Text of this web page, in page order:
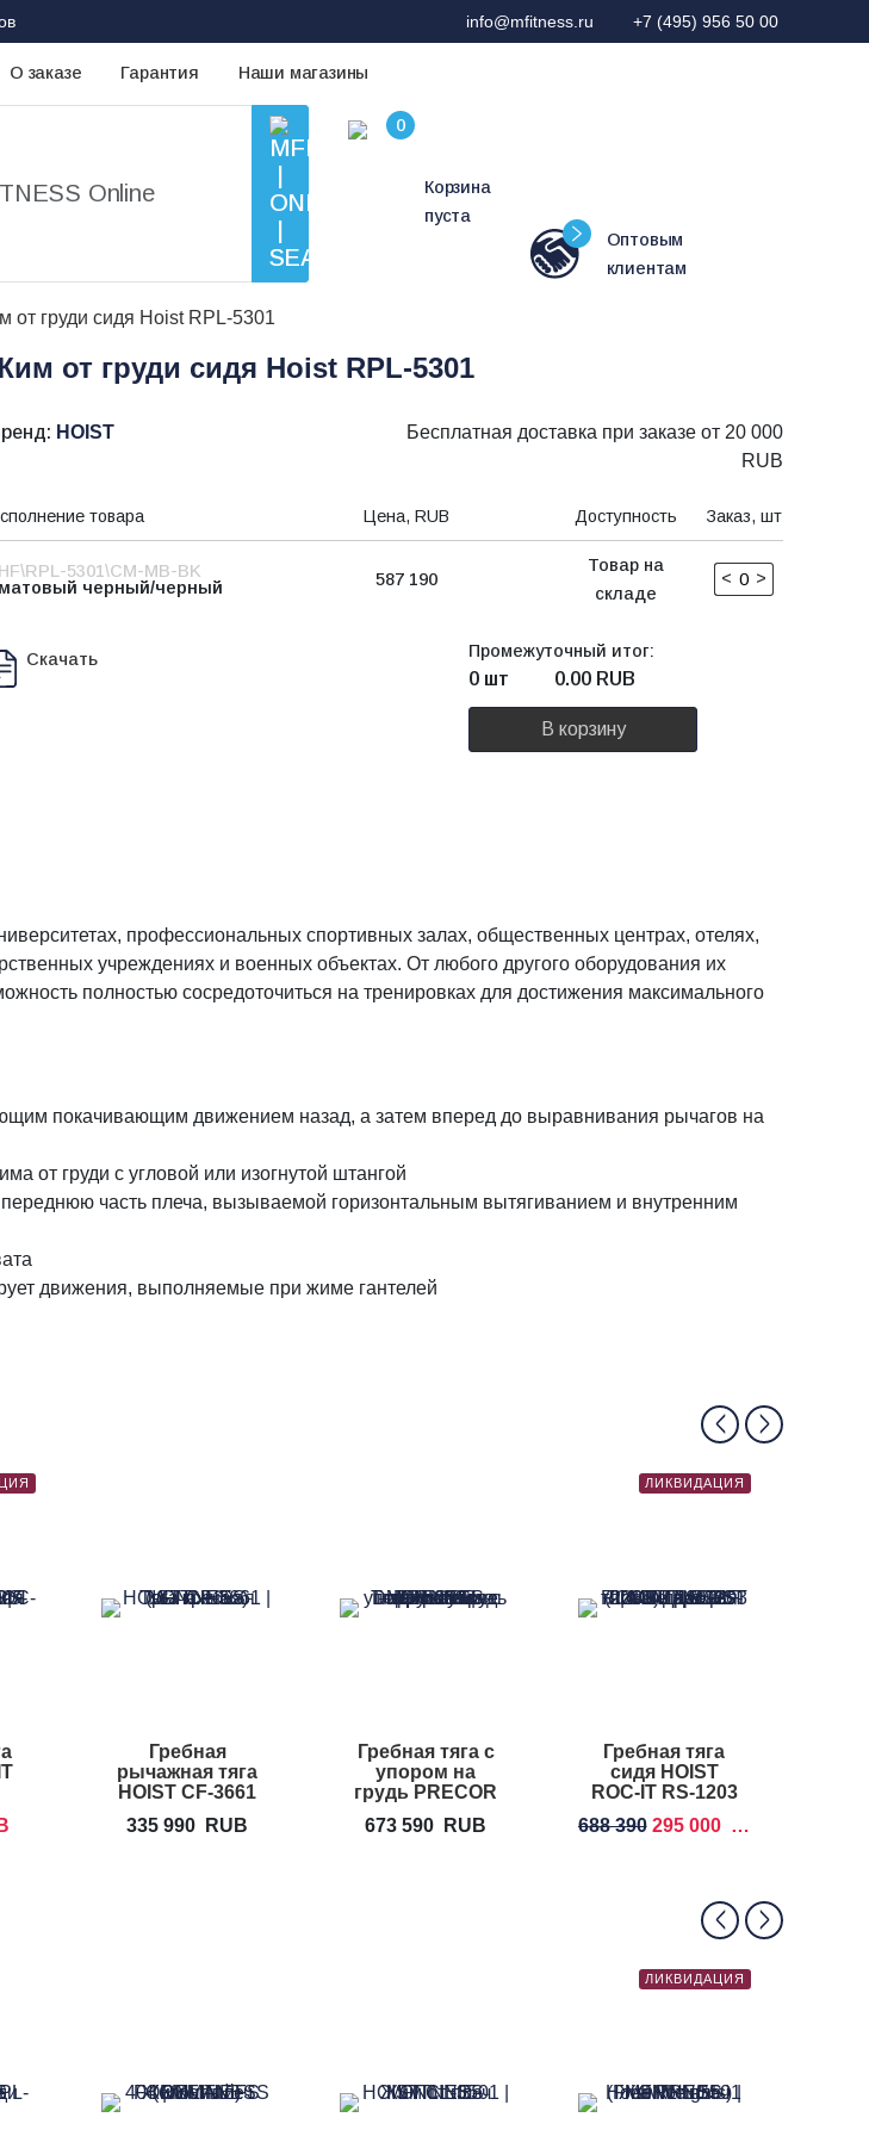
info@mfitness.ru +7 (495) 956 50 00
О заказе Гарантия Наши магазины
Корзина
пуста
Оптовым
клиентам
от груди сидя Hoist RPL-5301
от груди сидя Hoist RPL-5301
HOIST
Бесплатная доставка при заказе от 20 000
RUB
товара Цена, RUB Доступность Заказ, шт
HF\RPL-5301\CM-MB-BK
матовый черный/черный
587 190
Товар на
складе
< >
Скачать Промежуточный итог:
0 шт 0.00 RUB
В корзину
профессиональных спортивных залах, общественных центрах, отелях,
учреждениях и военных объектах. От любого другого оборудования их
полностью сосредоточиться на тренировках для достижения максимального
покачивающим движением назад, а затем вперед до выравнивания рычагов на
от груди с угловой или изогнутой штангой
часть плеча, вызываемой горизонтальным вытягиванием и внутренним
движения, выполняемые при жиме гантелей
Гребная
рычажная тяга
HOIST CF-3661
335 990
RUB
Гребная тяга с
упором на
грудь PRECOR
DPL 309
673 590 RUB
ЛИКВИДАЦИЯ
Гребная тяга
сидя HOIST
ROC-IT RS-1203
688 390 295 000 RUB
ЛИКВИДАЦИЯ